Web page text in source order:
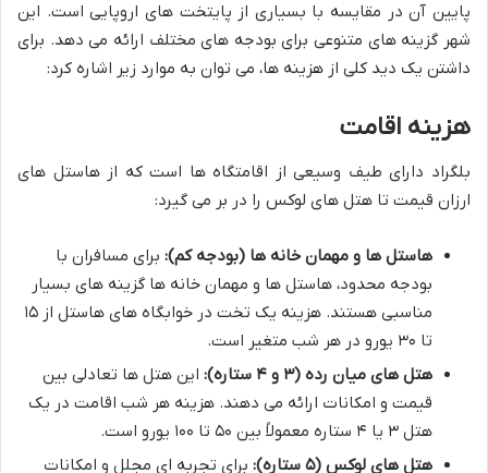
پایین آن در مقایسه با بسیاری از پایتخت های اروپایی است. این
شهر گزینه های متنوعی برای بودجه های مختلف ارائه می دهد. برای
داشتن یک دید کلی از هزینه ها، می توان به موارد زیر اشاره کرد:
هزینه اقامت
بلگراد دارای طیف وسیعی از اقامتگاه ها است که از هاستل های
ارزان قیمت تا هتل های لوکس را در بر می گیرد:
هاستل ها و مهمان خانه ها (بودجه کم): برای مسافران با
بودجه محدود، هاستل ها و مهمان خانه ها گزینه های بسیار
مناسبی هستند. هزینه یک تخت در خوابگاه های هاستل از ۱۵
تا ۳۰ یورو در هر شب متغیر است.
هتل های میان رده (۳ و ۴ ستاره):
این هتل ها تعادلی بین
قیمت و امکانات ارائه می دهند. هزینه هر شب اقامت در یک
هتل ۳ یا ۴ ستاره معمولاً بین ۵۰ تا ۱۰۰ یورو است.
هتل های لوکس (۵ ستاره):
برای تجربه ای مجلل و امکانات